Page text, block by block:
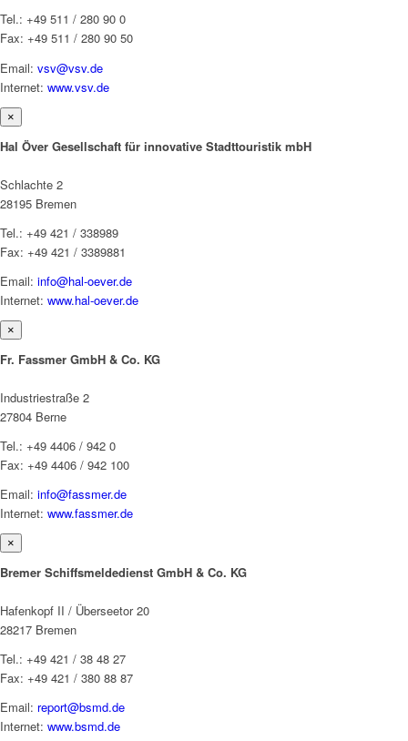
Tel.: +49 511 / 280 90 0
Fax: +49 511 / 280 90 50
Email: vsv@vsv.de
Internet: www.vsv.de
×
Hal Över Gesellschaft für innovative Stadttouristik mbH
Schlachte 2
28195 Bremen
Tel.: +49 421 / 338989
Fax: +49 421 / 3389881
Email: info@hal-oever.de
Internet: www.hal-oever.de
×
Fr. Fassmer GmbH & Co. KG
Industriestraße 2
27804 Berne
Tel.: +49 4406 / 942 0
Fax: +49 4406 / 942 100
Email: info@fassmer.de
Internet: www.fassmer.de
×
Bremer Schiffsmeldedienst GmbH & Co. KG
Hafenkopf II / Überseetor 20
28217 Bremen
Tel.: +49 421 / 38 48 27
Fax: +49 421 / 380 88 87
Email: report@bsmd.de
Internet: www.bsmd.de